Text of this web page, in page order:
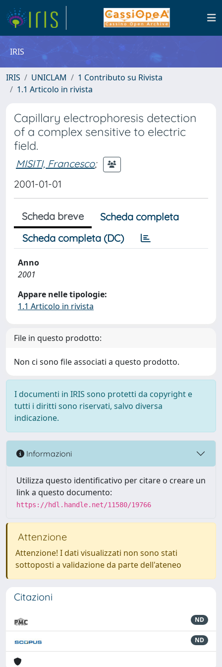
IRIS
IRIS UNICLAM
1 Contributo su Rivista
1.1 Articolo in rivista
Capillary electrophoresis detection
of a complex sensitive to electric
field.
MISITI, Francesco;
2001-01-01
Scheda breve
Scheda completa
Scheda completa (DC)
Anno
2001
Appare nelle tipologie:
1.1 Articolo in rivista
File in questo prodotto:
Non ci sono file associati a questo prodotto.
I documenti in IRIS sono protetti da copyright e
tutti i diritti sono riservati, salvo diversa
indicazione.
Informazioni
Utilizza questo identificativo per citare o creare un
link a questo documento:
https://hdl.handle.net/11580/19766
Attenzione
Attenzione! I dati visualizzati non sono stati
sottoposti a validazione da parte dell'ateneo
Citazioni
ND
ND